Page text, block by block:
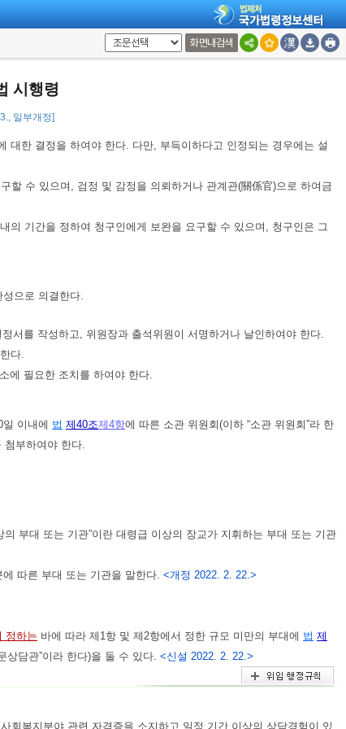
화면내검색
시행령
일부개정]
당 고충에 관한 사항을 심사하게 하여야 한다.
한 결정을 하여야 한다. 다만, 부득이하다고 인정되는 경우에는 설
수 있으며, 검정 및 감정을 의뢰하거나 관계관(關係官)으로 하여금
기간을 정하여 청구인에게 보완을 요구할 수 있으며, 청구인은 그
으로 의결한다.
서를 작성하고, 위원장과 출석위원이 서명하거나 날인하여야 한다.
다.
에 필요한 조치를 하여야 한다.
이내에 법 제40조제4항에 따른 소관 위원회(이하 “소관 위원회”라 한
부하여야 한다.
부대 또는 기관”이란 대령급 이상의 장교가 지휘하는 부대 또는 기관
따른 부대 또는 기관을 말한다. <개정 2022. 2. 22.>
정하는 바에 따라 제1항 및 제2항에서 정한 규모 미만의 부대에 법 제
상담관”이라 한다)을 둘 수 있다. <신설 2022. 2. 22.>
회복지분야 관련 자격증을 소지하고 일정 기간 이상의 상담경험이 있